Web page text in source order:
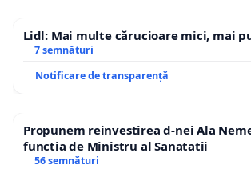
Lidl: Mai multe cărucioare mici, mai
7 semnături
Notificare de transparență
Propunem reinvestirea d-nei Ala
functia de Ministru al Sanatatii
56 semnături